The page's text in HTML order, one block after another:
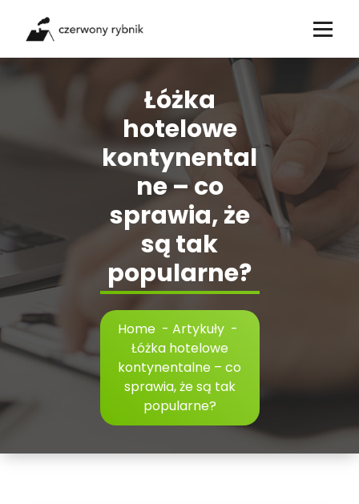
content
Łóżka
hotelowe
kontynental
ne – co
sprawia, że
są tak
popularne?
Home - Artykuły -
Łóżka hotelowe
kontynentalne – co
sprawia, że są tak
popularne?